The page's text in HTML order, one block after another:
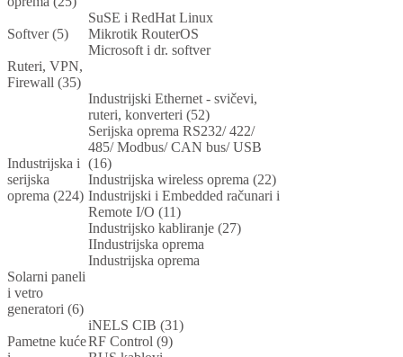
Softver (5)
SuSE i RedHat Linux
Mikrotik RouterOS
Microsoft i dr. softver
Ruteri, VPN,
Firewall (35)
Industrijska i
serijska
oprema (224)
Industrijski Ethernet - svičevi,
ruteri, konverteri (52)
Serijska oprema RS232/ 422/
485/ Modbus/ CAN bus/ USB
(16)
Industrijska wireless oprema (22)
Industrijski i Embedded računari i
Remote I/O (11)
Industrijsko kabliranje (27)
IIndustrijska oprema
Industrijska oprema
Solarni paneli
i vetro
generatori (6)
Pametne kuće
iNELS CIB (31)
RF Control (9)